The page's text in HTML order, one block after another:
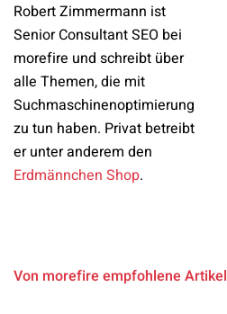
Robert Zimmermann ist
Senior Consultant SEO bei
morefire und schreibt über
alle Themen, die mit
Suchmaschinenoptimierung
zu tun haben. Privat betreibt
er unter anderem den
Erdmännchen Shop.
Von morefire empfohlene Artikel